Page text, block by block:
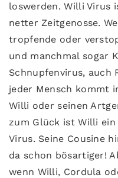
loswerden. Willi Virus
netter Zeitgenosse.
tropfende oder
und manchmal sogar
Schnupfenvirus, auch
jeder Mensch kommt
Willi oder seinen
zum Glück ist Willi
Virus. Seine Cousine
da schon bösartiger!
wenn Willi, Cordula